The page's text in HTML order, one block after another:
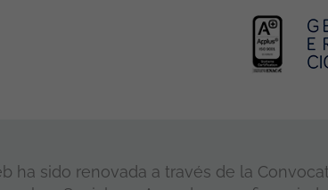
ha sido renovada a través de la